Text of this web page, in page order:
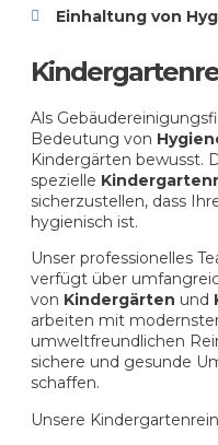
Einhaltung von
Als
Bedeutung von
Kindergärten bewusst.
spezielle
sicherzustellen, dass
hygienisch ist.
Unser professionelles
verfügt über
von Kindergärten und
arbeiten mit
umweltfreundlichen
sichere und gesunde
schaffen.
Unsere